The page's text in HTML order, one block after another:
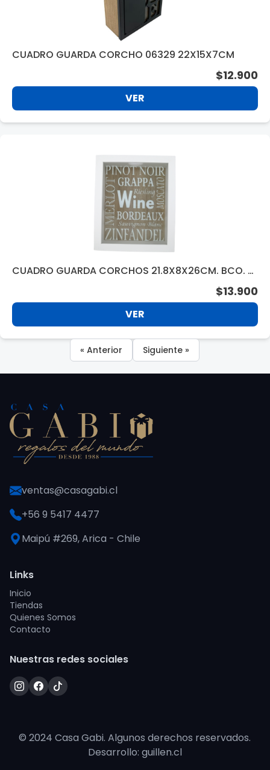
CUADRO GUARDA CORCHO 06329 22X15X7CM
$12.900
VER
CUADRO GUARDA CORCHOS 21.8X8X26CM. BCO. W
$13.900
VER
« Anterior Siguiente »
ventas@casagabi.cl
+56 9 5417 4477
Maipú #269, Arica - Chile
Links
Inicio
Tiendas
Quienes Somos
Contacto
Nuestras redes sociales
© 2024 Casa Gabi. Algunos derechos reservados.
Desarrollo: guillen.cl